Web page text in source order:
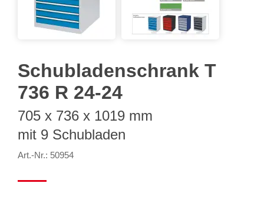
Schubladenschrank T
736 R 24-24
705 x 736 x 1019 mm
mit 9 Schubladen
Art.-Nr.: 50954